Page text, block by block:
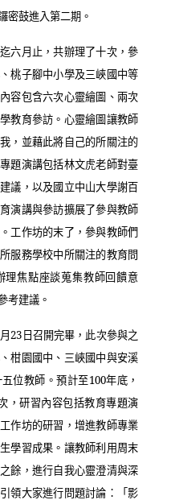
密鼓進入第二期。
六月止，共辦理了十次，參
桃子腳中小學及三峽國中等
容包含六次心靈繪圖、兩次
教育參訪。心靈繪圖讓教師
，並藉此將自己的所關注的
題演講包括林文虎老師對臺
議，以及國立中山大學謝百
演講與參訪擴展了參與教師
工作坊的末了，參與教師們
服務學校中所關注的教育問
理焦點座談蒐集教師回饋意
考建議。
月23日召開完畢，此次參與之
柑園國中、三峽國中與安溪
位教師。預計至100年底，
，研習內容包括教育專題演
作坊的研習，增進教師專業
學習成果。讓教師利用周末
餘，進行自我心靈澄清與深
領大家進行問題討論：「影